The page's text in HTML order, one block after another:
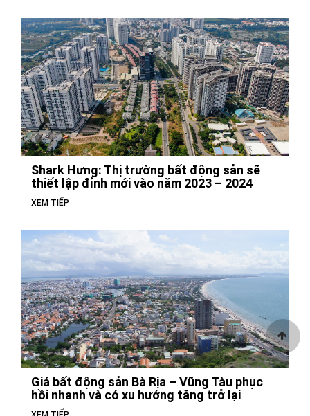
Shark Hưng: Thị trường bất động sản sẽ
thiết lập đỉnh mới vào năm 2023 – 2024
XEM TIẾP
Giá bất động sản Bà Rịa – Vũng Tàu phục
hồi nhanh và có xu hướng tăng trở lại